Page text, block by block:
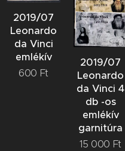
2019/07
Leonardo
da Vinci
emlékív
600 Ft
2019/07
Leonardo
da Vinci 4
db -os
emlékív
garnitúra
15 000 Ft